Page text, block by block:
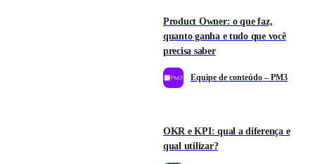
Product Owner: o que faz,
quanto ganha e tudo que você
precisa saber
Equipe de conteúdo – PM3
OKR e KPI: qual a diferença e
qual utilizar?